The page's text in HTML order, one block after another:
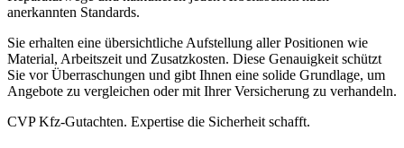
anerkannten Standards.
Sie erhalten eine übersichtliche Aufstellung aller Positionen wie
Material, Arbeitszeit und Zusatzkosten. Diese Genauigkeit schützt
Sie vor Überraschungen und gibt Ihnen eine solide Grundlage, um
Angebote zu vergleichen oder mit Ihrer Versicherung zu verhandeln.
CVP Kfz-Gutachten. Expertise die Sicherheit schafft.